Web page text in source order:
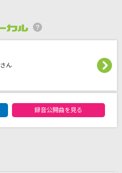
さん
録音公開曲を見る